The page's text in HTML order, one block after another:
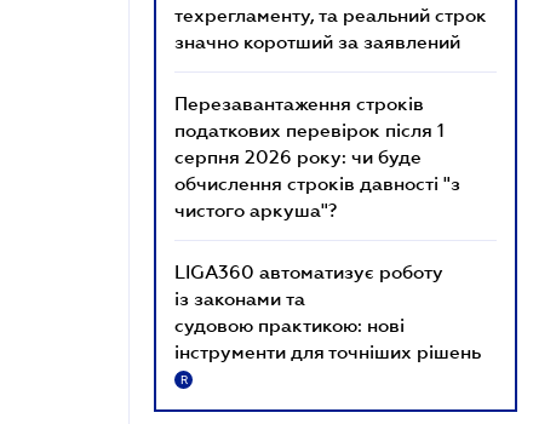
техрегламенту, та реальний строк
значно коротший за заявлений
Перезавантаження строків
податкових перевірок після 1
серпня 2026 року: чи буде
обчислення строків давності "з
чистого аркуша"?
LIGA360 автоматизує роботу
із законами та
судовою практикою: нові
інструменти для точніших рішень
R